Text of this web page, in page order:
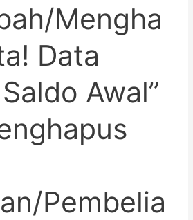
Mengha
Data
Awal”
Pembelia